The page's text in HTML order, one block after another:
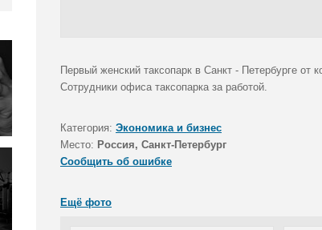
Первый женский таксопарк в Санкт - Петербурге
Сотрудники офиса таксопарка за работой.
Категория: Экономика и бизнес
Место: Россия, Санкт-Петербург
Сообщить об ошибке
Ещё фото